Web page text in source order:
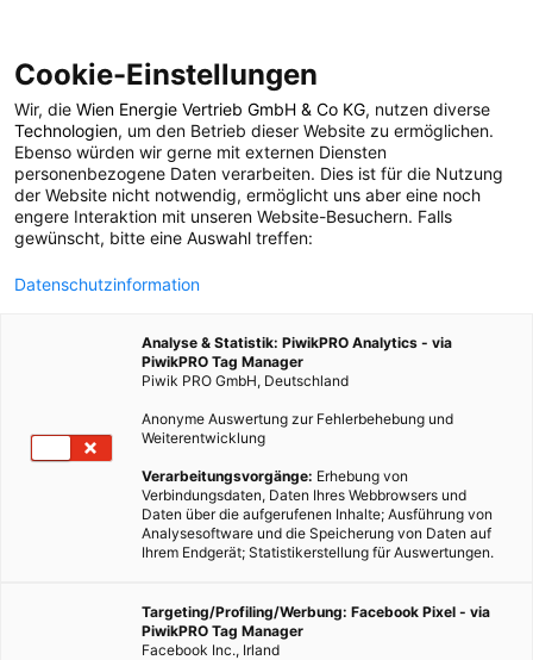
POSTS BY TAG
Februar
1 BEITRAG
Cookie-Einstellungen
Wir, die Wien Energie Vertrieb GmbH & Co KG, nutzen diverse
Technologien, um den Betrieb dieser Website zu ermöglichen.
Ebenso würden wir gerne mit externen Diensten
personenbezogene Daten verarbeiten. Dies ist für die Nutzung
der Website nicht notwendig, ermöglicht uns aber eine noch
engere Interaktion mit unseren Website-Besuchern. Falls
gewünscht, bitte eine Auswahl treffen:
Datenschutzinformation
Analyse & Statistik: PiwikPRO Analytics - via
PiwikPRO Tag Manager
Piwik PRO GmbH, Deutschland
Anonyme Auswertung zur Fehlerbehebung und
Weiterentwicklung
Verarbeitungsvorgänge: Erhebung von
Verbindungsdaten, Daten Ihres Webbrowsers und
Daten über die aufgerufenen Inhalte; Ausführung von
Analysesoftware und die Speicherung von Daten auf
Ihrem Endgerät; Statistikerstellung für Auswertungen.
Targeting/Profiling/Werbung: Facebook Pixel - via
PiwikPRO Tag Manager
Facebook Inc., Irland